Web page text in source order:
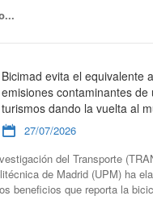
Bicimad evita el equivalente
emisiones contaminantes de
turismos dando la vuelta al
27/07/2026
del Transporte
de Madrid (UPM) ha
beneficios que reporta la